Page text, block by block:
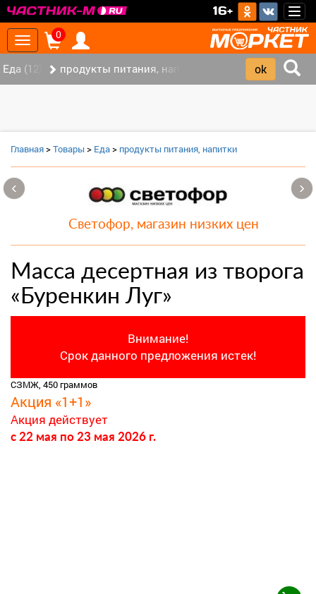
16+
Toggle
navigation
0
Еда (12) продукты питания, напитки (7)
Главная>Товары > Еда> продукты питания, напитки
Светофор, магазин низких цен
Масса десертная из творога
«Буренкин Луг»
Внимание!
Срок данного предложения истек!
СЗМЖ, 450 граммов
Акция «1+1»
Акция действует
c 22 мая по 23 мая 2026 г.
‹ ›